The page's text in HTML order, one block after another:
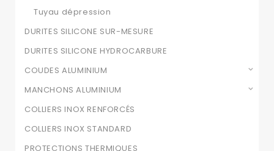
Tuyau dépression
DURITES SILICONE SUR-MESURE
DURITES SILICONE HYDROCARBURE
COUDES ALUMINIUM
MANCHONS ALUMINIUM
COLLIERS INOX RENFORCÉS
COLLIERS INOX STANDARD
PROTECTIONS THERMIQUES